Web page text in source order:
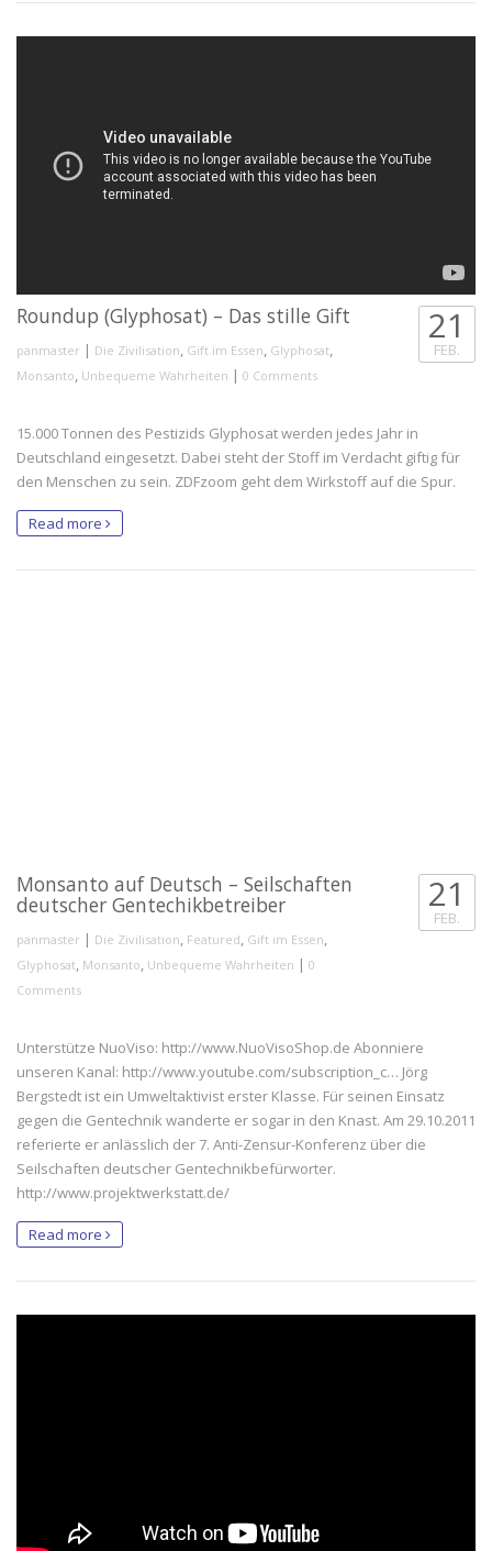
Roundup (Glyphosat) – Das stille Gift
panmaster | Die Zivilisation, Gift im Essen, Glyphosat,
Monsanto, Unbequeme Wahrheiten | 0 Comments
21
FEB.
15.000 Tonnen des Pestizids Glyphosat werden jedes Jahr in
Deutschland eingesetzt. Dabei steht der Stoff im Verdacht giftig für
den Menschen zu sein. ZDFzoom geht dem Wirkstoff auf die Spur.
Read more
Monsanto auf Deutsch – Seilschaften
deutscher Gentechikbetreiber
panmaster | Die Zivilisation Featured Gift im Essen
Glyphosat Monsanto Unbequeme Wahrheiten | 0
Comments
21
FEB.
Unterstütze NuoViso: http://www.NuoVisoShop.de Abonniere
unseren Kanal: http://www.youtube.com/subscription_c… Jörg
Bergstedt ist ein Umweltaktivist erster Klasse. Für seinen Einsatz
gegen die Gentechnik wanderte er sogar in den Knast. Am 29.10.2011
referierte er anlässlich der 7. Anti-Zensur-Konferenz über die
Seilschaften deutscher Gentechnikbefürworter.
http://www.projektwerkstatt.de/
Read more